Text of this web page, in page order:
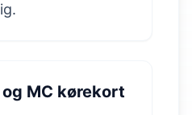
MC kørekort